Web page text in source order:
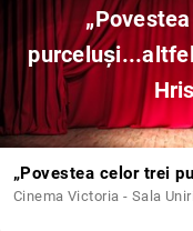
Cinema Victoria - Sala